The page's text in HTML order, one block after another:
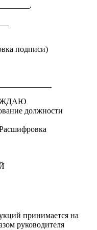
подписи)
должности
принимается на
руководителя